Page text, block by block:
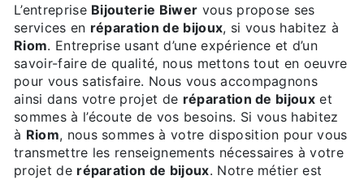
L’entreprise Bijouterie Biwer vous propose ses
services en réparation de bijoux, si vous habitez à
Riom. Entreprise usant d’une expérience et d’un
savoir-faire de qualité, nous mettons tout en oeuvre
pour vous satisfaire. Nous vous accompagnons
ainsi dans votre projet de réparation de bijoux et
sommes à l’écoute de vos besoins. Si vous habitez
à Riom, nous sommes à votre disposition pour vous
transmettre les renseignements nécessaires à votre
projet de réparation de bijoux. Notre métier est